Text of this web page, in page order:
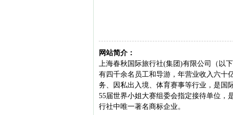
网站简介：
上海春秋国际旅行社(集团)有限公司（以
有四千余名员工和导游，年营业收入六十
务、因私出入境、体育赛事等行业，是国
55届世界小姐大赛组委会指定接待单位，
行社中唯一著名商标企业。